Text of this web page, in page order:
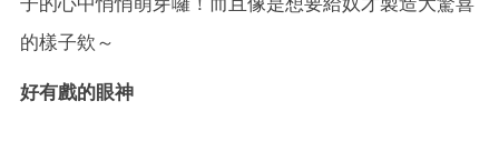
的樣子欸～
好有戲的眼神